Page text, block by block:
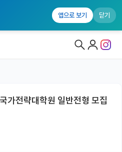
앱으로 보기 닫기
가전략대학원 일반전형 모집